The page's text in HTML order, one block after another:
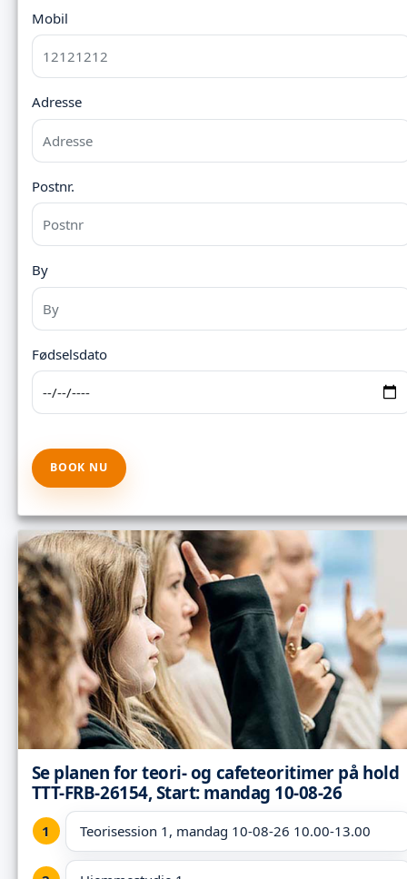
Mobil
Adresse
Postnr.
By
Fødselsdato
BOOK NU
Se planen for teori- og cafeteoritimer på hold
TTT-FRB-26154, Start: mandag 10-08-26
Teorisession 1, mandag 10-08-26 10.00-13.00